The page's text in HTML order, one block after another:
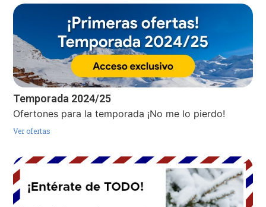
Temporada 2024/25
Ofertones para la temporada ¡No me lo pierdo!
Ver ofertas